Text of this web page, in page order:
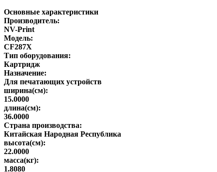
Основные характеристики
Производитель:
NV-Print
Модель:
CF287X
Тип оборудования:
Картридж
Назначение:
Для печатающих устройств
ширина(см):
15.0000
длина(см):
36.0000
Страна производства:
Китайская Народная Республика
высота(см):
22.0000
масса(кг):
1.8080